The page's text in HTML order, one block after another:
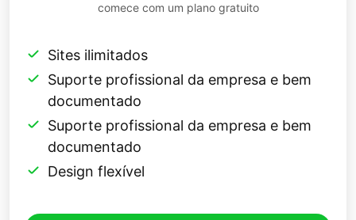
comece com um plano gratuito
Sites ilimitados
Suporte profissional da empresa e bem
documentado
Suporte profissional da empresa e bem
documentado
Design flexível